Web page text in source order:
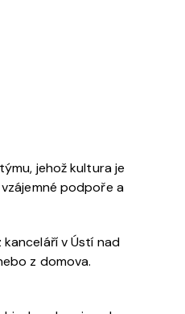
jehož kultura je
podpoře a
v Ústí nad
z domova.